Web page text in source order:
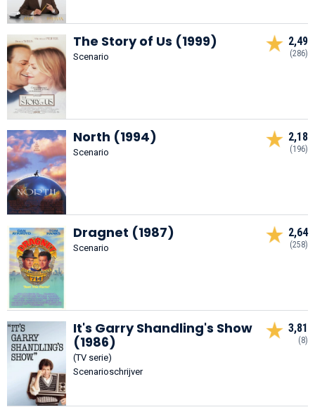
The Story of Us (1999)
Scenario
2,49
(286)
North (1994)
Scenario
2,18
(196)
Dragnet (1987)
Scenario
2,64
(258)
It's Garry Shandling's Show
(1986)
(TV serie)
Scenarioschrijver
3,81
(8)